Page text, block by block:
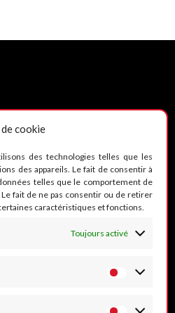
cookie
des technologies telles que les
des appareils. Le fait de consentir à
telles que le comportement de
fait de ne pas consentir ou de retirer
caractéristiques et fonctions.
Toujours activé